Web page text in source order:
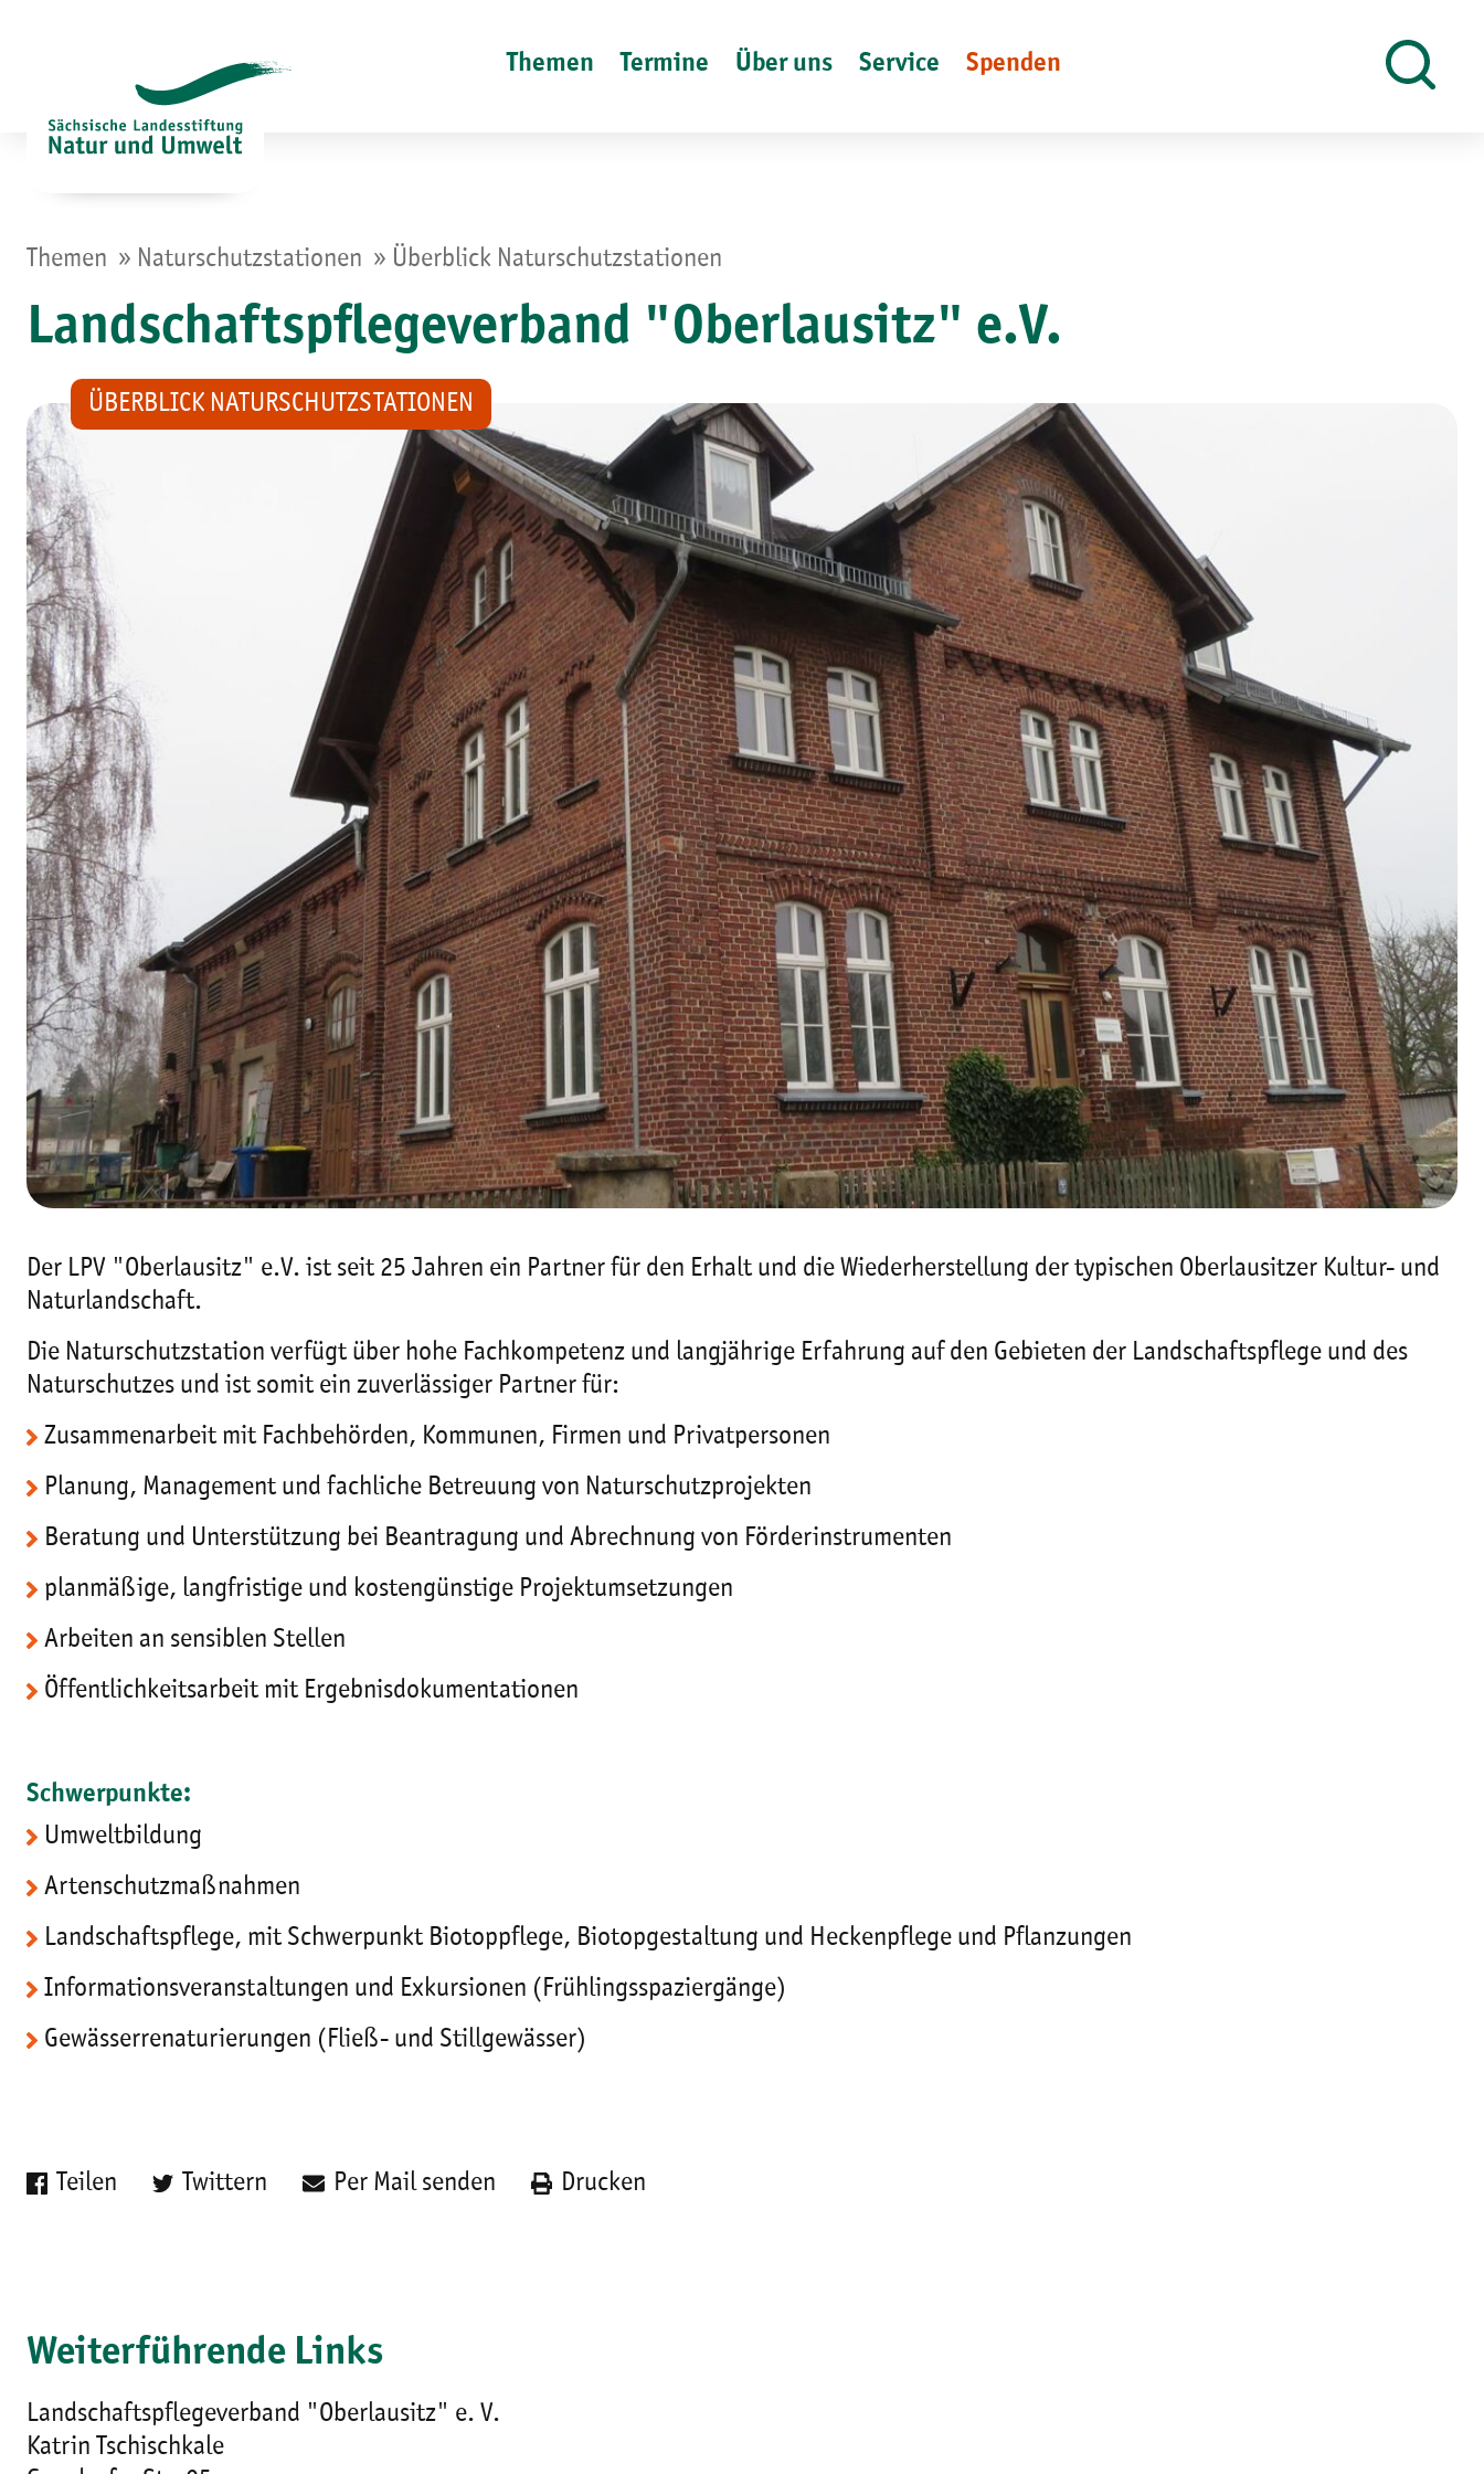
Themen Termine Über uns Service Spenden
Themen » Naturschutzstationen » Überblick Naturschutzstationen
Landschaftspflegeverband "Oberlausitz" e.V.
ÜBERBLICK NATURSCHUTZSTATIONEN
Der LPV "Oberlausitz" e.V. ist seit 25 Jahren ein Partner für den Erhalt und die Wiederherstellung der typischen Oberlausitzer Kultur- und
Naturlandschaft.
Die Naturschutzstation verfügt über hohe Fachkompetenz und langjährige Erfahrung auf den Gebieten der Landschaftspflege und des
Naturschutzes und ist somit ein zuverlässiger Partner für:
Zusammenarbeit mit Fachbehörden, Kommunen, Firmen und Privatpersonen
Planung, Management und fachliche Betreuung von Naturschutzprojekten
Beratung und Unterstützung bei Beantragung und Abrechnung von Förderinstrumenten
planmäßige, langfristige und kostengünstige Projektumsetzungen
Arbeiten an sensiblen Stellen
Öffentlichkeitsarbeit mit Ergebnisdokumentationen
Schwerpunkte:
Umweltbildung
Artenschutzmaßnahmen
Landschaftspflege, mit Schwerpunkt Biotoppflege, Biotopgestaltung und Heckenpflege und Pflanzungen
Informationsveranstaltungen und Exkursionen (Frühlingsspaziergänge)
Gewässerrenaturierungen (Fließ- und Stillgewässer)
Teilen Twittern Per Mail senden Drucken
Weiterführende Links
Landschaftspflegeverband "Oberlausitz" e. V.
Katrin Tschischkale